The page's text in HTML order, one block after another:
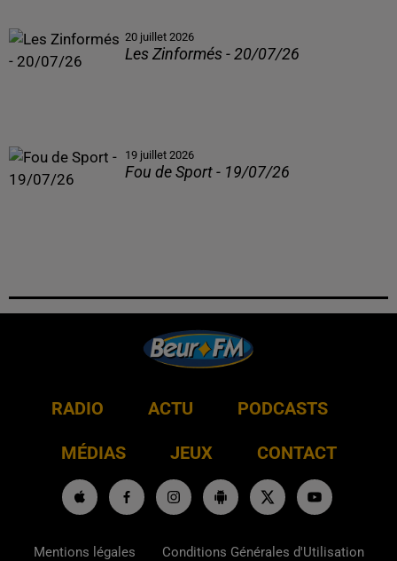
20 juillet 2026
Les Zinformés - 20/07/26
19 juillet 2026
Fou de Sport - 19/07/26
RADIO ACTU PODCASTS
MÉDIAS JEUX CONTACT
Mentions légales Conditions Générales d'Utilisation